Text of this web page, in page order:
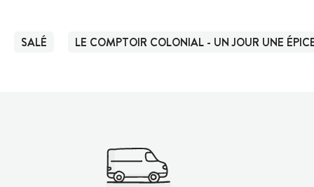
SALÉ LE COMPTOIR COLONIAL - UN JOUR UNE